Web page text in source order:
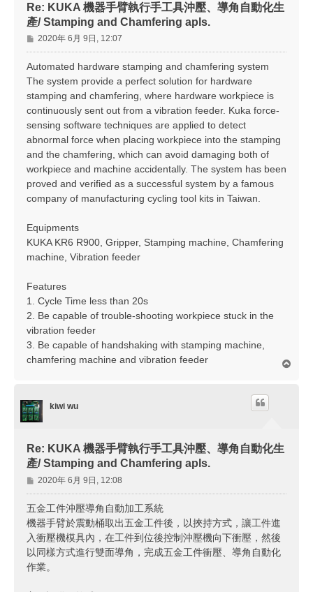
Re: KUKA 機器手臂執行手工具沖壓、導角自動化生
產/ Stamping and Chamfering apls.
文
章
2020年 6月 9日, 12:07
Automated hardware stamping and chamfering system
The system provide a perfect solution for hardware
stamping and chamfering, where hardware workpiece is
continuously sent out from a vibration feeder. Kuka force-
sensing software techniques are applied to detect
abnormal force when placing workpiece into the stamping
and the chamfering, which can avoid damaging both of
workpiece and machine accidentally. The system has been
proved and verified as a successful system by a famous
company of manufacturing cycling tool kits in Taiwan.
Equipments
KUKA KR6 R900, Gripper, Stamping machine, Chamfering
machine, Vibration feeder
Features
1. Cycle Time less than 20s
2. Be capable of trouble-shooting workpiece stuck in the
vibration feeder
3. Be capable of handshaking with stamping machine,
chamfering machine and vibration feeder
kiwi wu
Re: KUKA 機器手臂執行手工具沖壓、導角自動化生
產/ Stamping and Chamfering apls.
文
章
2020年 6月 9日, 12:08
五金工件沖壓導角自動加工系統
機器手臂於震動桶取出五金工件後，以挾持方式，讓工件進
入衝壓機模具內，在工件到位後控制沖壓機向下衝壓，然後
以同樣方式進行雙面導角，完成五金工件衝壓、導角自動化
作業。